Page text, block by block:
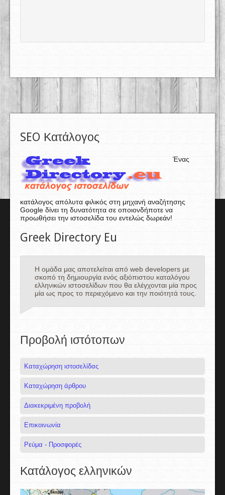
SEO Κατάλογος
Ένας
κατάλογος απόλυτα φιλικός στη μηχανή αναζήτησης
Google δίνει τη δυνατότητα σε οποιονδήποτε να
προωθήσει την ιστοσελίδα του εντελώς δωρεάν!
Greek Directory Eu
Η ομάδα μας αποτελείται από web developers με
σκοπό τη δημιουργία ενός αξιόπιστου καταλόγου
ελληνικών ιστοσελίδων που θα ελέγχονται μία προς
μία ως προς το περιεχόμενο και την ποιότητά τους.
Προβολή ιστότοπων
Καταχώρηση ιστοσελίδας
Καταχώρηση άρθρου
Διακεκριμένη προβολή
Επικοινωνία
Ρεύμα - Προσφορές
Κατάλογος ελληνικών